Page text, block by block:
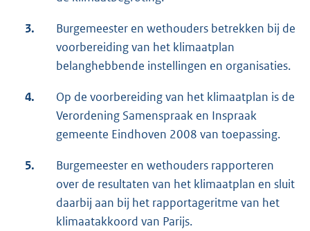
3.
Burgemeester en wethouders betrekken bij de
voorbereiding van het klimaatplan
belanghebbende instellingen en organisaties.
4.
Op de voorbereiding van het klimaatplan is de
Verordening Samenspraak en Inspraak
gemeente Eindhoven 2008 van toepassing.
5.
Burgemeester en wethouders rapporteren
over de resultaten van het klimaatplan en sluit
daarbij aan bij het rapportageritme van het
klimaatakkoord van Parijs.